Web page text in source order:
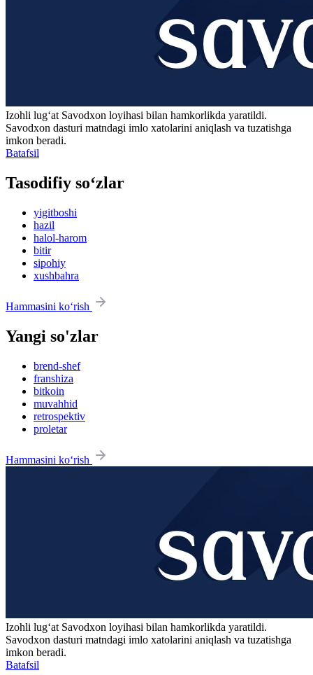
Izohli lugʻat Savodxon loyihasi bilan hamkorlikda yaratildi.
Savodxon dasturi matndagi imlo xatolarini aniqlash va tuzatishga
imkon beradi.
Batafsil
Tasodifiy so‘zlar
yigitboshi
hazil
halol-harom
bitir
sipohiy
xushbahra
Hammasini ko‘rish
Yangi so'zlar
brend-shef
franshiza
bitkoin
muvahhid
retrospektiv
proletar
Hammasini ko‘rish
Izohli lugʻat Savodxon loyihasi bilan hamkorlikda yaratildi.
Savodxon dasturi matndagi imlo xatolarini aniqlash va tuzatishga
imkon beradi.
Batafsil